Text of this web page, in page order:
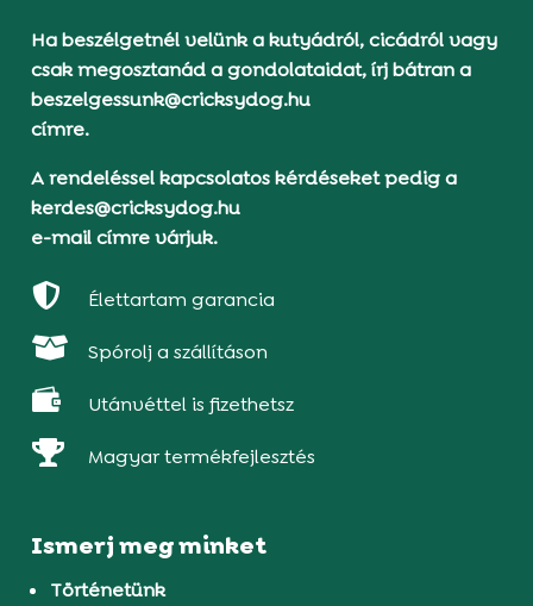
Ha beszélgetnél velünk a kutyádról, cicádról vagy
csak megosztanád a gondolataidat, írj bátran a
beszelgessunk@cricksydog.hu
címre.
A rendeléssel kapcsolatos kérdéseket pedig a
kerdes@cricksydog.hu
e-mail címre várjuk.
 Élettartam garancia
 Spórolj a szállításon
 Utánvéttel is fizethetsz
 Magyar termékfejlesztés
Ismerj meg minket
Történetünk